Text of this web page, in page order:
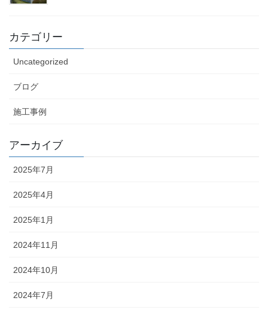
カテゴリー
Uncategorized
ブログ
施工事例
アーカイブ
2025年7月
2025年4月
2025年1月
2024年11月
2024年10月
2024年7月